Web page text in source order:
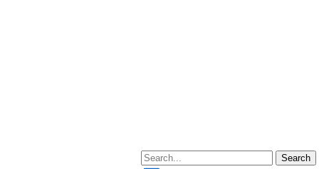
Search